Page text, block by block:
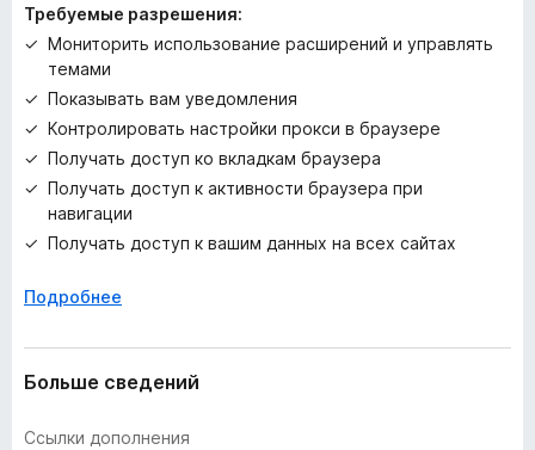
Требуемые разрешения:
Мониторить использование расширений и управлять
темами
Показывать вам уведомления
Контролировать настройки прокси в браузере
Получать доступ ко вкладкам браузера
Получать доступ к активности браузера при
навигации
Получать доступ к вашим данных на всех сайтах
Подробнее
Больше сведений
Ссылки дополнения